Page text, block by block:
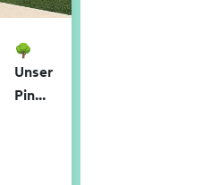
🌳
Unser
Pin...